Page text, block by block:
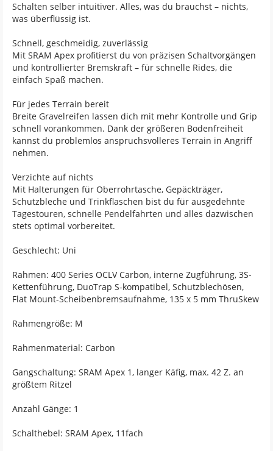
Schalten selber intuitiver. Alles, was du brauchst – nichts,
was überflüssig ist.
Schnell, geschmeidig, zuverlässig
Mit SRAM Apex profitierst du von präzisen Schaltvorgängen
und kontrollierter Bremskraft – für schnelle Rides, die
einfach Spaß machen.
Für jedes Terrain bereit
Breite Gravelreifen lassen dich mit mehr Kontrolle und Grip
schnell vorankommen. Dank der größeren Bodenfreiheit
kannst du problemlos anspruchsvolleres Terrain in Angriff
nehmen.
Verzichte auf nichts
Mit Halterungen für Oberrohrtasche, Gepäckträger,
Schutzbleche und Trinkflaschen bist du für ausgedehnte
Tagestouren, schnelle Pendelfahrten und alles dazwischen
stets optimal vorbereitet.
Geschlecht: Uni
Rahmen: 400 Series OCLV Carbon, interne Zugführung, 3S-
Kettenführung, DuoTrap S-kompatibel, Schutzblechösen,
Flat Mount-Scheibenbremsaufnahme, 135 x 5 mm ThruSkew
Rahmengröße: M
Rahmenmaterial: Carbon
Gangschaltung: SRAM Apex 1, langer Käfig, max. 42 Z. an
größtem Ritzel
Anzahl Gänge: 1
Schalthebel: SRAM Apex, 11fach